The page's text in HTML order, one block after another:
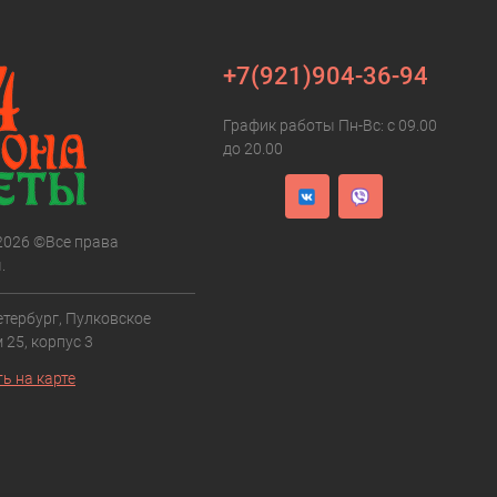
©Все права
Пулковское
корпус 3
на карте
+7(921)904-36-94
График работы Пн-Вс: с 09.00
до 20.00